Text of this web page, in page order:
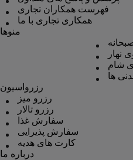
فهرست همکاران تجاری
همکاری تجاری با ما
منوها
نهار
شام
ها
رزرواسیون
رزرو میز
رزرو تالار
سفارش غذا
سفارش پذیرایی
کارت های هدیه
درباره ما